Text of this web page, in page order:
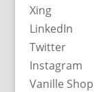
Xing
LinkedIn
Twitter
Instagram
Vanille Shop